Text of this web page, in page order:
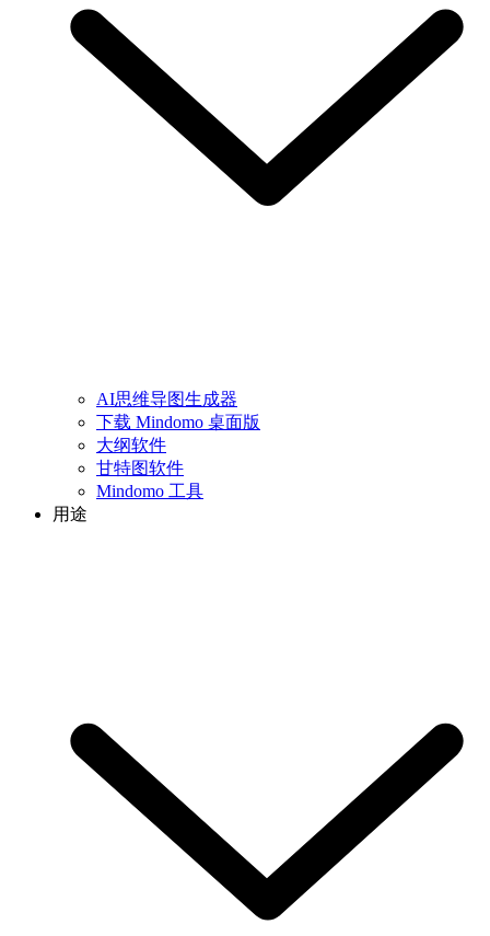
AI思维导图生成器
下载 Mindomo 桌面版
大纲软件
甘特图软件
Mindomo 工具
用途